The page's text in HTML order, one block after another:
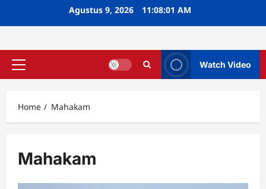
Agustus 9, 2026 11:08:02 AM
Primary
Watch Video
Home Mahakam
Mahakam